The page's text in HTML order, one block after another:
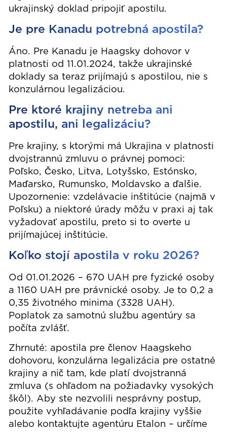
ukrajinský doklad pripojiť apostilu.
Je pre Kanadu potrebná apostila?
Áno. Pre Kanadu je Haagsky dohovor v
platnosti od 11.01.2024, takže ukrajinské
doklady sa teraz prijímajú s apostilou, nie s
konzulárnou legalizáciou.
Pre ktoré krajiny netreba ani
apostilu, ani legalizáciu?
Pre krajiny, s ktorými má Ukrajina v platnosti
dvojstrannú zmluvu o právnej pomoci:
Poľsko, Česko, Litva, Lotyšsko, Estónsko,
Maďarsko, Rumunsko, Moldavsko a ďalšie.
Upozornenie: vzdelávacie inštitúcie (najmä v
Poľsku) a niektoré úrady môžu v praxi aj tak
vyžadovať apostilu, preto si to overte u
prijímajúcej inštitúcie.
Koľko stojí apostila v roku 2026?
Od 01.01.2026 – 670 UAH pre fyzické osoby
a 1160 UAH pre právnické osoby. Je to 0,2 a
0,35 životného minima (3328 UAH).
Poplatok za samotnú službu agentúry sa
počíta zvlášť.
Zhrnuté: apostila pre členov Haagskeho
dohovoru, konzulárna legalizácia pre ostatné
krajiny a nič tam, kde platí dvojstranná
zmluva (s ohľadom na požiadavky vysokých
škôl). Aby ste nezvolili nesprávny postup,
použite vyhľadávanie podľa krajiny vyššie
alebo kontaktujte agentúru Etalon – určíme